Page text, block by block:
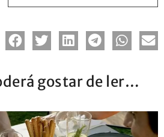
gostar de ler…